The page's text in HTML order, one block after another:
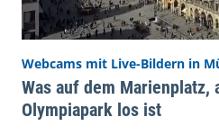
Webcams mit Live-Bildern in
Was auf dem Marienplatz,
Olympiapark los ist